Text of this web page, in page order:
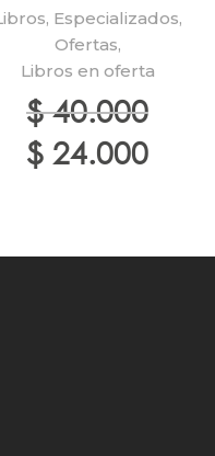
, Especializados,
Ofertas,
Libros en oferta
$40.000
El
precio
$ 24.000precio